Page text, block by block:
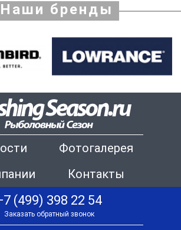
Наши бренды
Фотогалерея
Контакты
(499) 398 22 54
Заказать обратный звонок